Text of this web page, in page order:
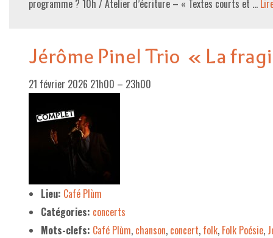
programme ? 10h / Atelier d’écriture – « Textes courts et …
Jérôme Pinel Trio « La
21 février 2026 21h00 – 23h00
Lieu: Café Plùm
Catégories: concerts
Mots-clefs: Café Plùm, chanson, concert, folk, Folk Poésie,